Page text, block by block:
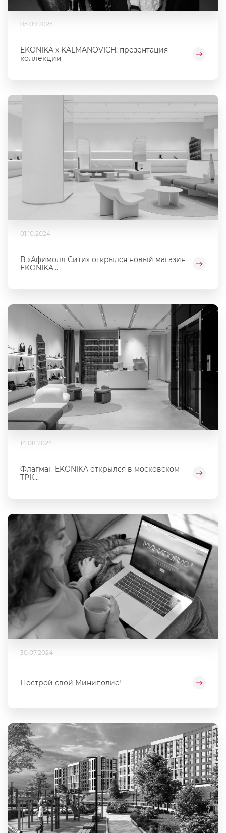
05.09.2025
EKONIKA x KALMANOVICH: презентация
коллекции
01.10.2024
В «Афимолл Сити» открылся новый магазин
EKONIKA...
14.08.2024
Флагман EKONIKA открылся в московском
ТРК...
30.07.2024
Построй свой Миниполис!